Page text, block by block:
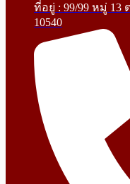
ที่อยู่ : 99/99 หมู่ 13
10540